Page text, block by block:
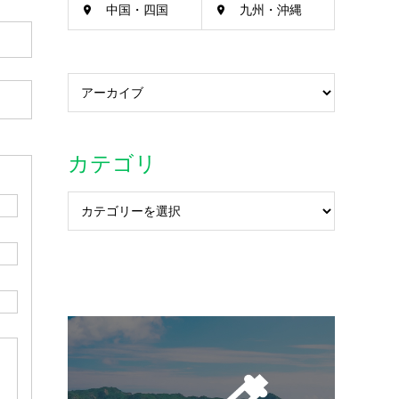
中国・四国 九州・沖縄
カテゴリ